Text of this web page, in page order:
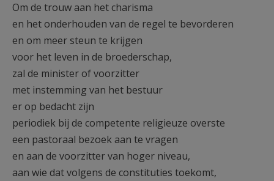
Om de trouw aan het charisma
en het onderhouden van de regel te bevorderen
en om meer steun te krijgen
voor het leven in de broederschap,
zal de minister of voorzitter
met instemming van het bestuur
er op bedacht zijn
periodiek bij de competente religieuze overste
een pastoraal bezoek aan te vragen
en aan de voorzitter van hoger niveau,
aan wie dat volgens de constituties toekomt,